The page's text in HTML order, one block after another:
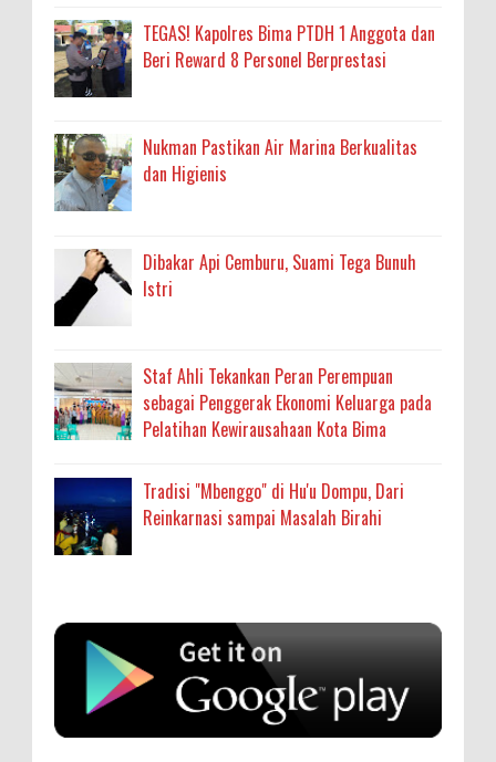
TEGAS! Kapolres Bima PTDH 1 Anggota dan
Beri Reward 8 Personel Berprestasi
Nukman Pastikan Air Marina Berkualitas
dan Higienis
Dibakar Api Cemburu, Suami Tega Bunuh
Istri
Staf Ahli Tekankan Peran Perempuan
sebagai Penggerak Ekonomi Keluarga pada
Pelatihan Kewirausahaan Kota Bima
Tradisi "Mbenggo" di Hu'u Dompu, Dari
Reinkarnasi sampai Masalah Birahi
Anonymous
sumbu pdk nh org
SIGAPUAN dan Ikhtiar Kota Bima Menjemput
Korban Kekerasan
Oleh: MardiaturrahmahAdministrasi Kesehatan
Ahli Madya, Dinas Kesehatan... read more